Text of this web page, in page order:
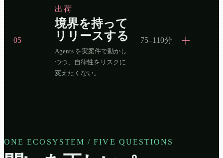
05
出荷
境界を持って
リリースする
Agents を実案件で動かし
つつ、自律性をリスクに
変えたくない。
75–110分
ONE ECOSYSTEM / FIVE QUESTIONS